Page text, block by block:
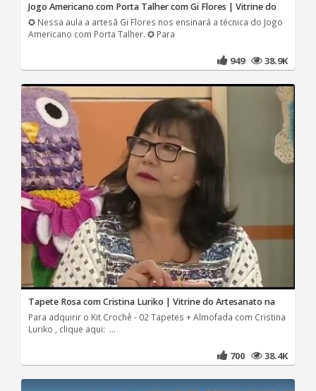
Jogo Americano com Porta Talher com Gi Flores | Vitrine do
✪ Nessa aula a artesã Gi Flores nos ensinará a técnica do Jogo
Americano com Porta Talher. ✪ Para
949 38.9K
Tapete Rosa com Cristina Luriko | Vitrine do Artesanato na
Para adquirir o Kit Crochê - 02 Tapetes + Almofada com Cristina
Luriko , clique aqui: ...
700 38.4K